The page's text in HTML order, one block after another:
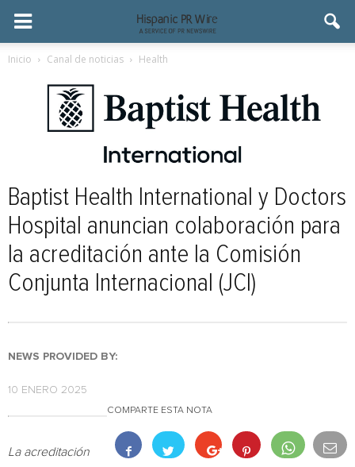
Inicio Canal de noticias Health
Baptist Health International y Doctors
Hospital anuncian colaboración para
la acreditación ante la Comisión
Conjunta Internacional (JCI)
NEWS PROVIDED BY:
10 ENERO 2025
COMPARTE ESTA NOTA
La acreditación